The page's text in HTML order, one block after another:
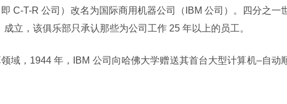
C-T-R 公司）改名为国际商用机器公司（IBM 公司）。四分之一
立，该俱乐部只承认那些为公司工作 25 年以上的员工。
域，1944 年，IBM 公司向哈佛大学赠送其首台大型计算机–自动